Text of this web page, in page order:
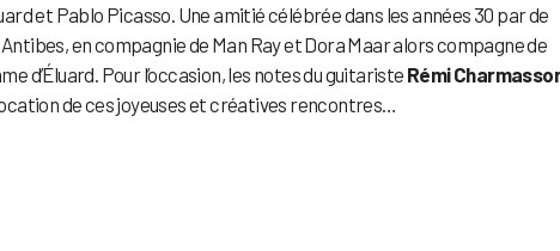
et Pablo Picasso. Une amitié célébrée dans les années 30 par de
en compagnie de Man Ray et Dora Maar alors compagne de
d’Éluard. Pour l’occasion, les notes du guitariste Rémi
de ces joyeuses et créatives rencontres…